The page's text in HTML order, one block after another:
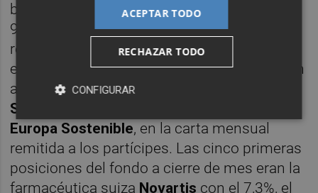
bolsa del
Nao Europa Sostenible
92,70%. "Hemos incrementado un 4%
respecto al mes anterior aunque el entorno
es complicado, ya empezamos a ver valor en
algunas empresas". Así lo explica
Segarra, gestor de inversiones de Nao
Europa Sostenible, en la carta mensual
remitida a los partícipes. Las cinco primeras
posiciones del fondo a cierre de mes eran la
farmacéutica suiza Novartis con el 7,3%, el
ACEPTAR TODO
RECHAZAR TODO
CONFIGURAR